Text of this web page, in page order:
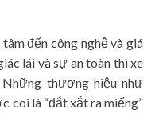
đến công nghệ và giá
lái và sự an toàn thì xe
thương hiệu như
coi là “đắt xắt ra miếng”